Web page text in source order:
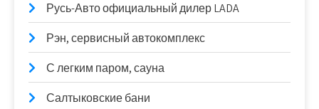
Русь-Авто официальный дилер LADA
Рэн, сервисный автокомплекс
С легким паром, сауна
Салтыковские бани